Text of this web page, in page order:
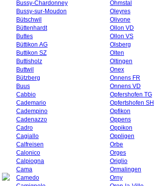
Bussy-Chardonney
Bussy-sur-Moudon
Bütschwil
Büttenhardt
Buttes
Büttikon AG
Buttikon SZ
Buttisholz
Buttwil
Bützberg
Buus
Cabbio
Cademario
Cadempino
Cadenazzo
Cadro
Cagiallo
Calfreisen
Calonico
Calpiogna
Cama
Camedo
Ohmstal
Oleyres
Olivone
Ollon VD
Ollon VS
Olsberg
Olten
Oltingen
Onex
Onnens FR
Onnens VD
Opfershofen TG
Opfertshofen SH
Opfikon
Oppens
Oppikon
Oppligen
Orbe
Orges
Origlio
Ormalingen
Orny